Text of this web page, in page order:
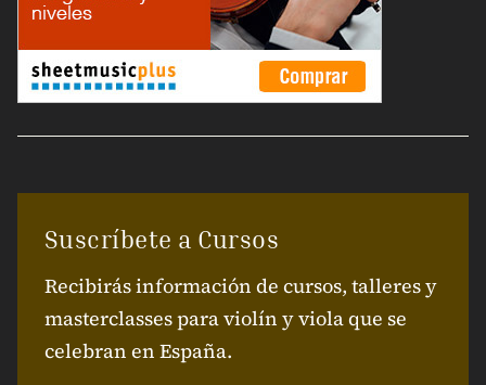
Suscríbete a Cursos
Recibirás información de cursos, talleres y
masterclasses para violín y viola que se
celebran en España.